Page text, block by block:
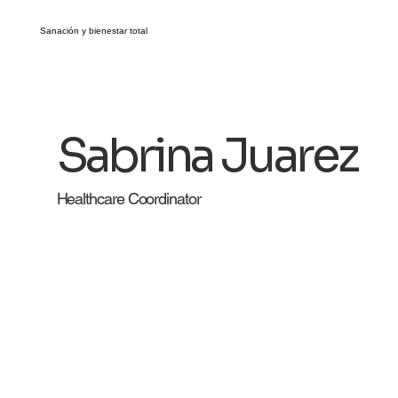
Sanación y bienestar total
Sabrina Juarez
Healthcare Coordinator